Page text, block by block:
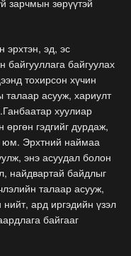
эд, эс
байгууллага байгуулах
тохирсон хүчин
талаар асууж, хариулт
хуулиар
гэдгийг дурдаж,
юм. Эрхтний наймаа
энэ асуудал болон
найдвартай байдлыг
талаар асууж,
ард иргэдийн үзэл
байгааг